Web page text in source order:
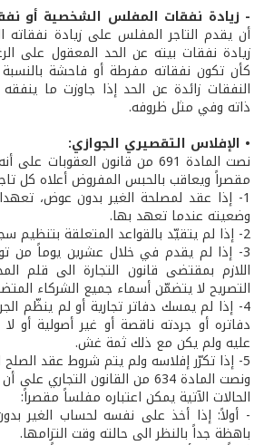
- زيادة نفقات المفلس الشخصية أو
أن يقدم التاجر المفلس على زيادة
زيادة نفقات بيته عن الحد المعقول على
كأن تكون نفقاته مفرطة أو فاحشة بالنسبة
النفقات زائدة عن الحد إذا جاوزت ما
ذاته وفي مثل ظروفه.
• الإفلاس التقصيري الجوازي:
نصت المادة 691 من قانون
مقصراً ويعاقب بالحبس المفروض أعلاه كل
1- إذا عقد لمصلحة الغير بدون عوض،
وضعيته عندما تعهد بها.
2- إذا لم يتقيّد بالقواعد المتعلقة بتنظيم سجل التجارة.
3- إذا لم يقدم في خلال عشرين يوماً من
اللازم بمقتضى قانون التجارة الى قلم
التصريح لا يتضمّن أسماء جميع الشركاء
4- إذا لم يمسك دفاتر تجارية أو لم ينظّم
دفاتره أو جردته ناقصة أو غير أصولية أو
عليه ولم يكن مع ذلك ثمة غش.
5- إذا تكرّر إفلاسه ولم يتم شروط عقد الصلح السابق.
ونصت المادة 634 من القانون
الحالات الآتية يمكن اعتباره مفلساً مقصراً:
- أولاً: إذا أخذ على نفسه لحساب الغير
باهظة جداً بالنظر الى حالته وقت التزامها.